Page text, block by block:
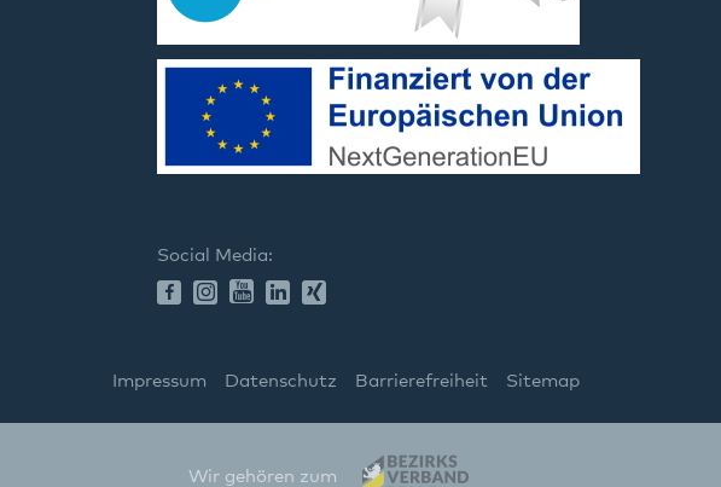
Social Media:
Impressum Datenschutz Barrierefreiheit Sitemap
Wir gehören zum